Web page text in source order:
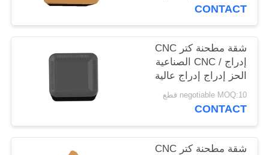
CONTACT
شقة مطحنة كتر CNC
إدراج / CNC الصناعية
الحز إدراج إدراج عالية
الدقة
negotiable MOQ:10 قطع
CONTACT
شقة مطحنة كتر CNC